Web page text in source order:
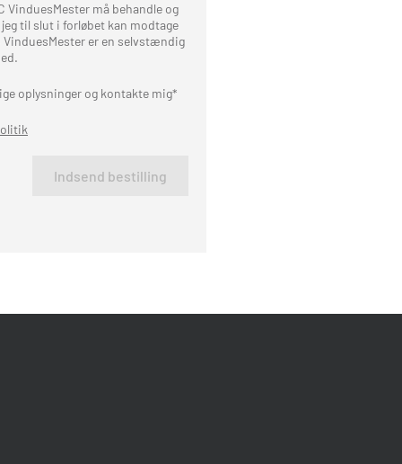
VinduesMester må behandle og
til slut i forløbet kan modtage
VinduesMester er en selvstændig
oplysninger og kontakte mig*
Indsend bestilling